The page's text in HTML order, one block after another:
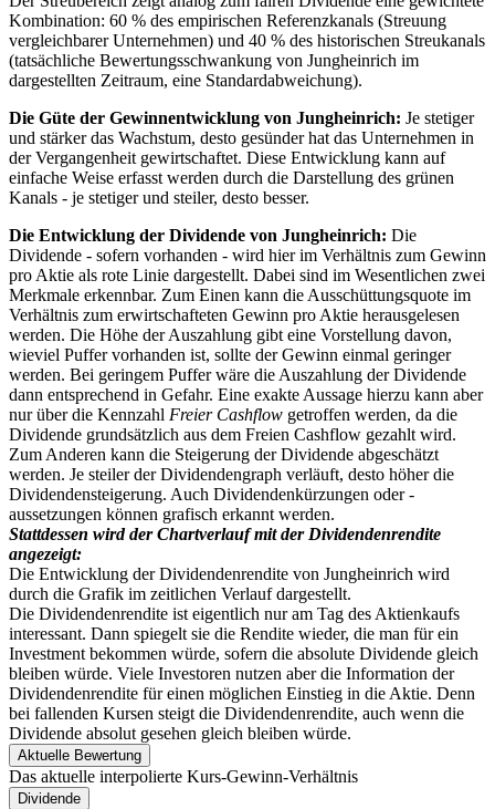
Kombination: 60 % des empirischen Referenzkanals (Streuung
vergleichbarer Unternehmen) und 40 % des historischen Streukanals
(tatsächliche Bewertungsschwankung von Jungheinrich im
dargestellten Zeitraum, eine Standardabweichung).
Die Güte der Gewinnentwicklung von Jungheinrich: Je stetiger
und stärker das Wachstum, desto gesünder hat das Unternehmen in
der Vergangenheit gewirtschaftet. Diese Entwicklung kann auf
einfache Weise erfasst werden durch die Darstellung des grünen
Kanals - je stetiger und steiler, desto besser.
Die Entwicklung der Dividende von Jungheinrich: Die
Dividende - sofern vorhanden - wird hier im Verhältnis zum Gewinn
pro Aktie als rote Linie dargestellt. Dabei sind im Wesentlichen zwei
Merkmale erkennbar. Zum Einen kann die Ausschüttungsquote im
Verhältnis zum erwirtschafteten Gewinn pro Aktie herausgelesen
werden. Die Höhe der Auszahlung gibt eine Vorstellung davon,
wieviel Puffer vorhanden ist, sollte der Gewinn einmal geringer
werden. Bei geringem Puffer wäre die Auszahlung der Dividende
dann entsprechend in Gefahr. Eine exakte Aussage hierzu kann aber
nur über die Kennzahl Freier Cashflow getroffen werden, da die
Dividende grundsätzlich aus dem Freien Cashflow gezahlt wird.
Zum Anderen kann die Steigerung der Dividende abgeschätzt
werden. Je steiler der Dividendengraph verläuft, desto höher die
Dividendensteigerung. Auch Dividendenkürzungen oder -
aussetzungen können grafisch erkannt werden.
Stattdessen wird der Chartverlauf mit der Dividendenrendite
angezeigt:
Die Entwicklung der Dividendenrendite von Jungheinrich wird
durch die Grafik im zeitlichen Verlauf dargestellt.
Die Dividendenrendite ist eigentlich nur am Tag des Aktienkaufs
interessant. Dann spiegelt sie die Rendite wieder, die man für ein
Investment bekommen würde, sofern die absolute Dividende gleich
bleiben würde. Viele Investoren nutzen aber die Information der
Dividendenrendite für einen möglichen Einstieg in die Aktie. Denn
bei fallenden Kursen steigt die Dividendenrendite, auch wenn die
Dividende absolut gesehen gleich bleiben würde.
Aktuelle Bewertung
Das aktuelle interpolierte Kurs-Gewinn-Verhältnis
Dividende